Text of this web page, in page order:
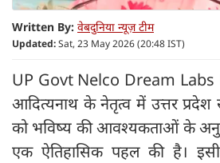
Written By: वेबदुनिया न्यूज़ टीम
Updated:Sat, 23 May 2026 (20:48 IST)
UP Govt Nelco Dream Labs
आदित्यनाथ के नेतृत्व में उत्तर प्रदेश
को भविष्य की आवश्यकताओं के
एक ऐतिहासिक पहल की है। इसी